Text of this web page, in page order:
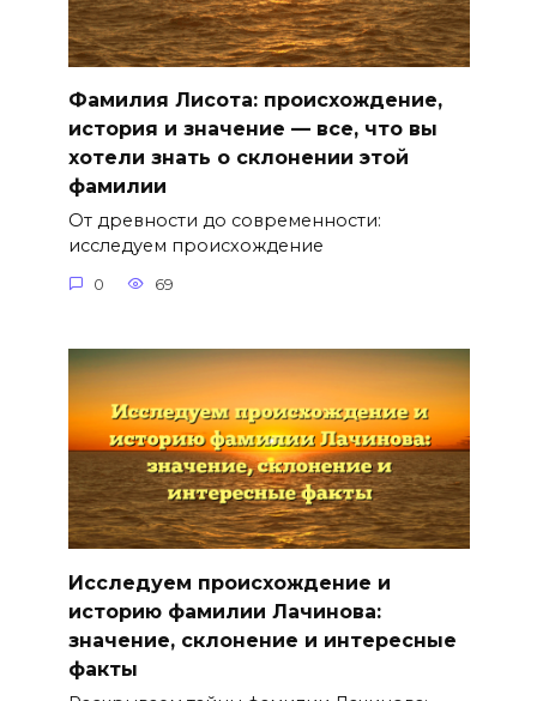
Фамилия Лисота: происхождение,
история и значение — все, что вы
хотели знать о склонении этой
фамилии
От древности до современности:
исследуем происхождение
0 69
Исследуем происхождение и
историю фамилии Лачинова:
значение, склонение и интересные
факты